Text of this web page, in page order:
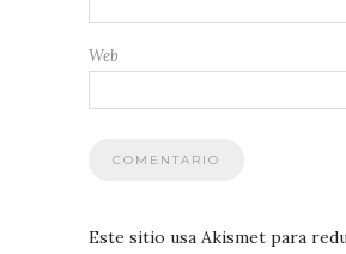
Web
Este sitio usa Akismet para